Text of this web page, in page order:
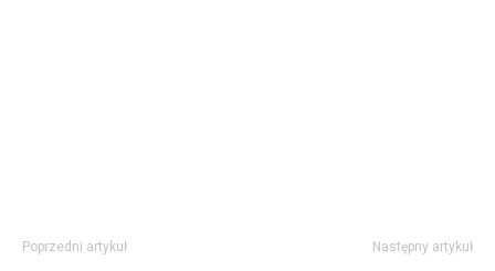
Poprzedni artykuł Następny artykuł